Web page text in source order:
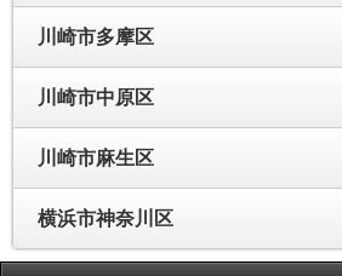
川崎市多摩区
川崎市中原区
川崎市麻生区
横浜市神奈川区